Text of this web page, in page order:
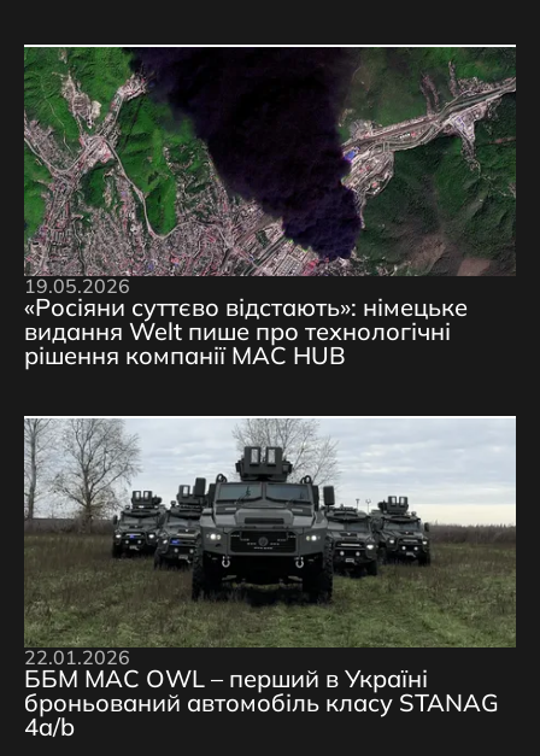
19.05.2026
«Росіяни суттєво відстають»: німецьке
видання Welt пише про технологічні
рішення компанії MAC HUB
22.01.2026
ББМ MAC OWL – перший в Україні
броньований автомобіль класу STANAG
4a/b